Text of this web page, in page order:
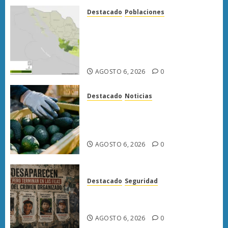
Destacado Poblaciones
AGOSTO 6, 2026 0
Destacado Noticias
AGOSTO 6, 2026 0
Destacado Seguridad
AGOSTO 6, 2026 0